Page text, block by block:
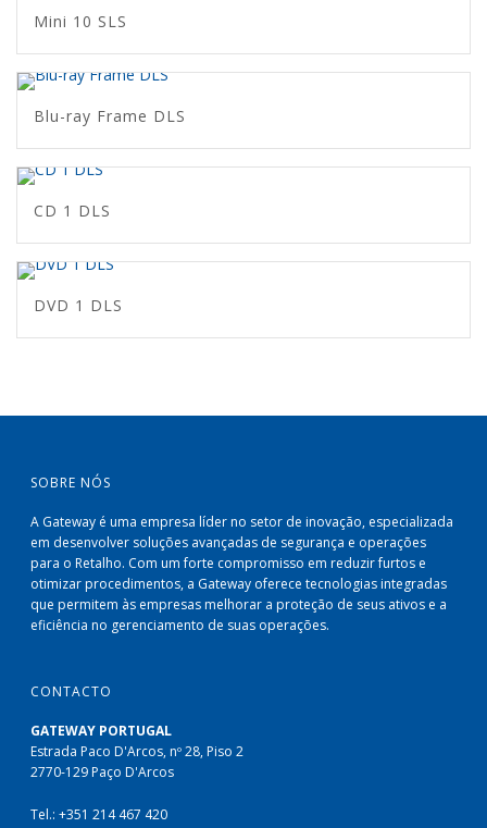
Mini 10 SLS
Blu-ray Frame DLS
CD 1 DLS
DVD 1 DLS
SOBRE NÓS
A Gateway é uma empresa líder no setor de inovação, especializada
em desenvolver soluções avançadas de segurança e operações
para o Retalho. Com um forte compromisso em reduzir furtos e
otimizar procedimentos, a Gateway oferece tecnologias integradas
que permitem às empresas melhorar a proteção de seus ativos e a
eficiência no gerenciamento de suas operações.
CONTACTO
GATEWAY PORTUGAL
Estrada Paco D'Arcos, nº 28, Piso 2
2770-129 Paço D'Arcos
Tel.: +351 214 467 420